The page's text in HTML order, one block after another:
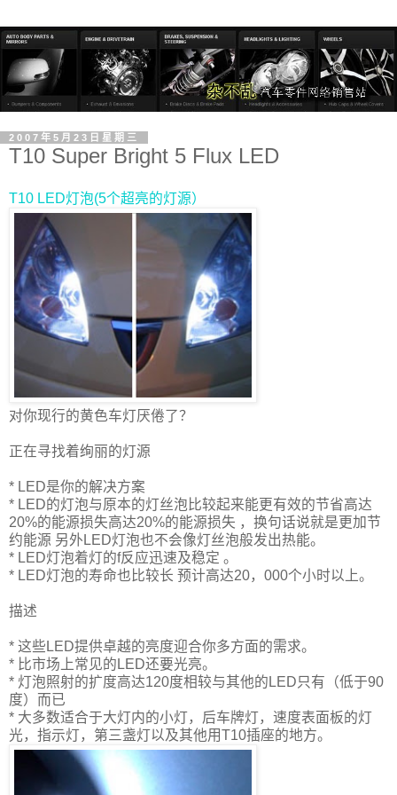
2007年5月23日星期三
T10 Super Bright 5 Flux LED
T10 LED灯泡(5个超亮的灯源）
对你现行的黄色车灯厌倦了？
正在寻找着绚丽的灯源
* LED是你的解决方案
* LED的灯泡与原本的灯丝泡比较起来能更有效的节省高达
20%的能源损失高达20%的能源损失 ，换句话说就是更加节
约能源 另外LED灯泡也不会像灯丝泡般发出热能。
* LED灯泡着灯的f反应迅速及稳定 。
* LED灯泡的寿命也比较长 预计高达20，000个小时以上。
描述
* 这些LED提供卓越的亮度迎合你多方面的需求。
* 比市场上常见的LED还要光亮。
* 灯泡照射的扩度高达120度相较与其他的LED只有（低于90
度）而已
* 大多数适合于大灯内的小灯，后车牌灯，速度表面板的灯
光，指示灯，第三盏灯以及其他用T10插座的地方。